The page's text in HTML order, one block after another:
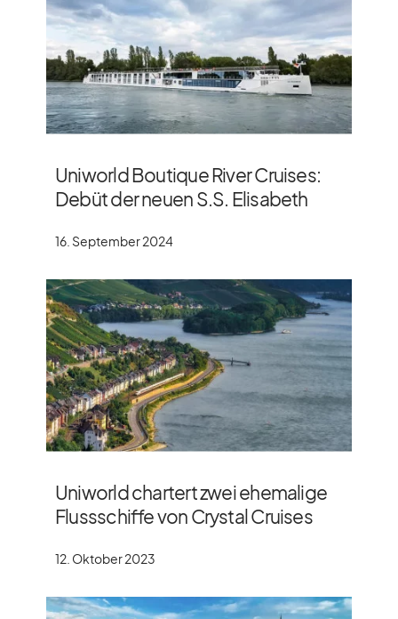
Uniworld Boutique River Cruises:
Debüt der neuen S.S. Elisabeth
16. September 2024
Uniworld chartert zwei ehemalige
Flussschiffe von Crystal Cruises
12. Oktober 2023